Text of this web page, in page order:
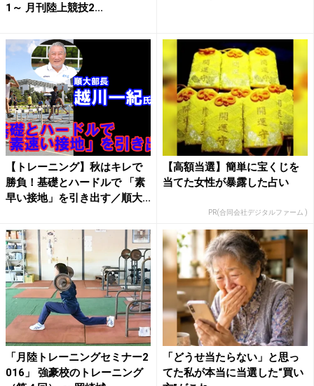
1～ 月刊陸上競技2...
【トレーニング】秋はキレで
勝負！基礎とハードルで 「素
早い接地」を引き出す／順大...
【高額当選】簡単に宝くじを
当てた女性が暴露した占い
PR(合同会社デジタルファーム )
「月陸トレーニングセミナー2
016」 強豪校のトレーニング
「どうせ当たらない」と思っ
てた私が本当に当選した“買い